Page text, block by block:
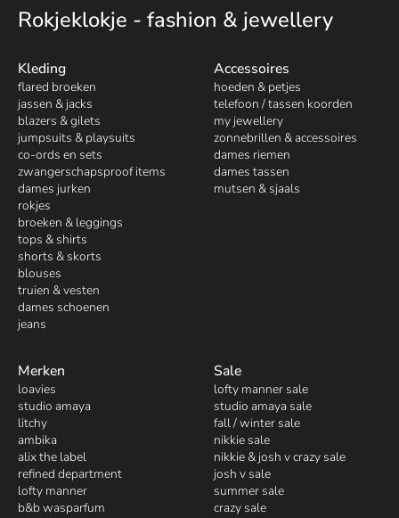
Rokjeklokje - fashion & jewellery
Kleding
flared broeken
jassen & jacks
blazers & gilets
jumpsuits & playsuits
co-ords en sets
zwangerschapsproof items
dames jurken
rokjes
broeken & leggings
tops & shirts
shorts & skorts
blouses
truien & vesten
dames schoenen
jeans
Accessoires
hoeden & petjes
telefoon / tassen koorden
my jewellery
zonnebrillen & accessoires
dames riemen
dames tassen
mutsen & sjaals
Merken
loavies
studio amaya
litchy
ambika
alix the label
refined department
lofty manner
b&b wasparfum
Sale
lofty manner sale
studio amaya sale
fall / winter sale
nikkie sale
nikkie & josh v crazy sale
josh v sale
summer sale
crazy sale